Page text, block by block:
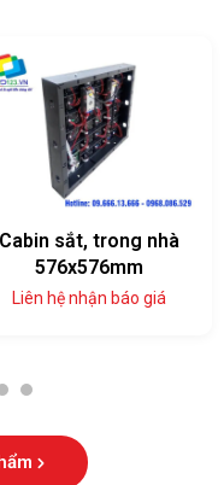
Cabin sắt, trong nhà
576x576mm
Liên hệ nhận báo giá
6 7